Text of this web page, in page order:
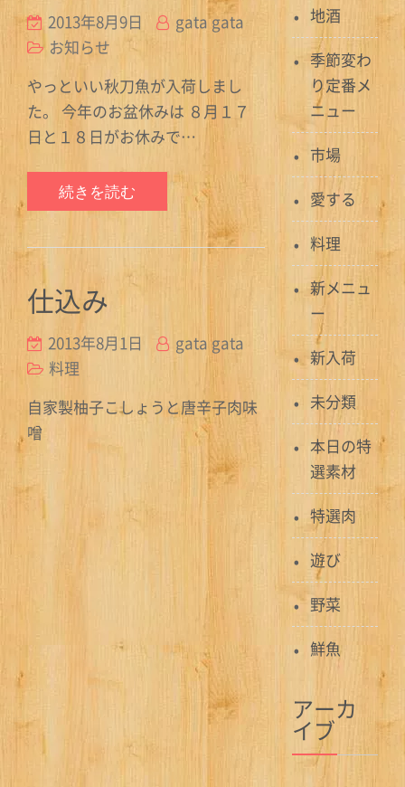
2013年8月9日
gata gata
お知らせ
やっといい秋刀魚が入荷しまし
た。 今年のお盆休みは ８月１７
日と１８日がお休みで…
続きを読む
仕込み
2013年8月1日
gata gata
料理
自家製柚子こしょうと唐辛子肉味
噌
地酒
季節変わ
り定番メ
ニュー
市場
愛する
料理
新メニュ
ー
新入荷
未分類
本日の特
選素材
特選肉
遊び
野菜
鮮魚
アーカ
イブ